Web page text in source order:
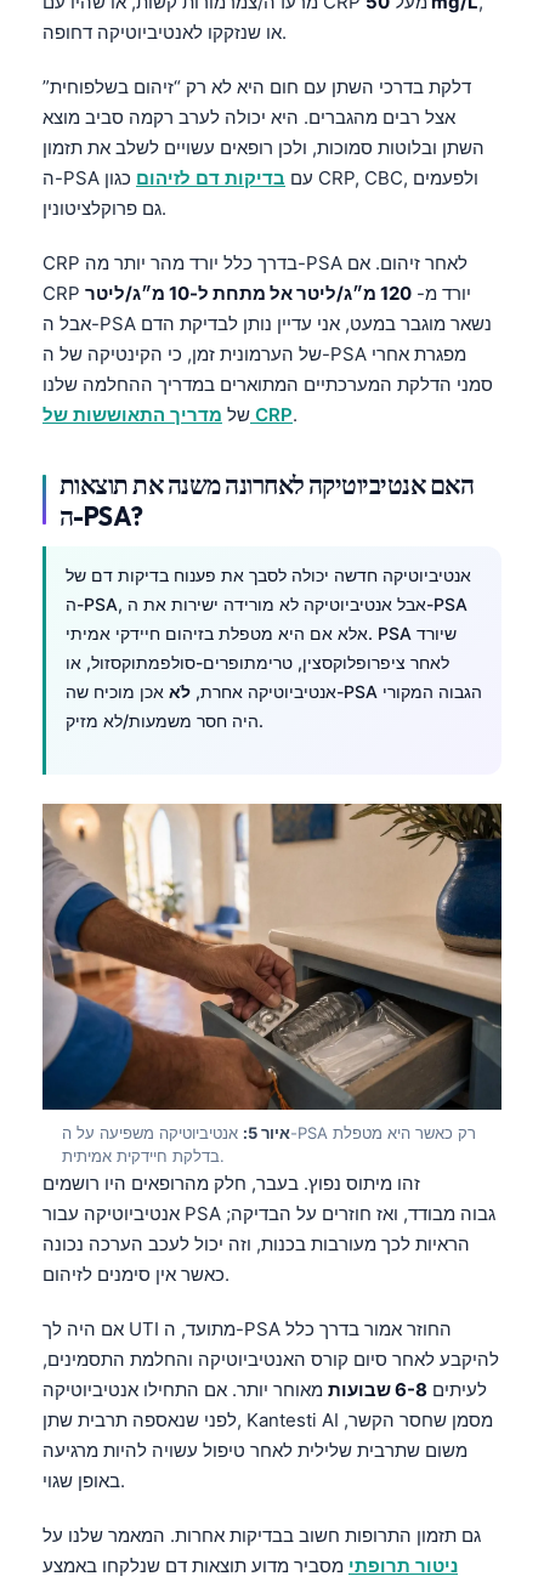
או שנזקקו לאנטיביוטיקה דחופה.
דלקת בדרכי השתן עם חום היא לא רק “זיהום בשלפוחית”
אצל רבים מהגברים. היא יכולה לערב רקמה סביב מוצא
השתן ובלוטות סמוכות, ולכן רופאים עשויים לשלב את תזמון
ה-PSA עם בדיקות דם לזיהום CRP, CBC, ולפעמים
גם פרוקלציטונין.
CRP בדרך כלל יורד מהר יותר מה-PSA לאחר זיהום. אם
CRP
יורד מ- 120 מ״ג/ליטר אל מתחת ל-10 מ״ג/ליטר
אבל ה-PSA
של הערמונית זמן, כי הקינטיקה של ה-PSA
סמני הדלקת המערכתיים המתוארים במדריך ההחלמה שלנו
של CRP.
האם אנטיביוטיקה לאחרונה משנה את תוצאות
ה-PSA?
אנטיביוטיקה חדשה יכולה לסבך את פענוח בדיקות דם של
ה-PSA , אבל אנטיביוטיקה לא מורידה ישירות את ה-PSA
אלא אם היא מטפלת בזיהום חיידקי אמיתי. PSA
לאחר ציפרופלוקסצין, טרימתופרים-סולפמתוקסזול, או
אנטיביוטיקה אחרת, לֹא אכן מוכיח שה-PSA
היה חסר משמעות/לא מזיק.
איור 5:אנטיביוטיקה משפיעה על ה-PSA
בדלקת חיידקית אמיתית.
זהו מיתוס נפוץ. בעבר, חלק מהרופאים היו רושמים
PSA
הראיות לכך מעורבות בכנות, וזה יכול לעכב הערכה נכונה
כאשר אין סימנים לזיהום.
UTI מתועד, ה-PSA
להיקבע לאחר סיום קורס האנטיביוטיקה והחלמת התסמינים,
לעיתים 6-8 שבועות
מאוחר יותר. אם התחילו אנטיביוטיקה
לפני שנאספה תרבית שתן, Kantesti AI מסמן שחסר הקשר,
משום שתרבית שלילית לאחר טיפול עשויה להיות מרגיעה
באופן שגוי.
גם תזמון התרופות חשוב בבדיקות אחרות. המאמר שלנו על
ניטור תרופתי מסביר מדוע תוצאות דם שנלקחו באמצע